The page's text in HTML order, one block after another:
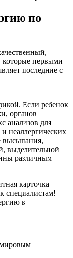
по
которые первыми
последние с
Если ребенок
органов
анализов для
неаллергических
высыпания,
выделительной
различным
карточка
специалистам!
в
мировым